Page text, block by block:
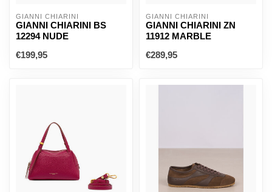
GIANNI CHIARINI
GIANNI CHIARINI BS
12294 NUDE
€199,95
GIANNI CHIARINI
GIANNI CHIARINI ZN
11912 MARBLE
€289,95